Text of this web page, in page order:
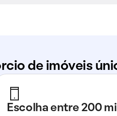
de imóveis
Escolha entre 200